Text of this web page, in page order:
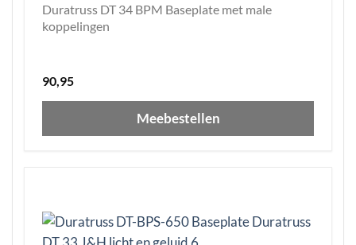
Duratruss DT 34 BPM Baseplate met male
koppelingen
90,95
Meebestellen